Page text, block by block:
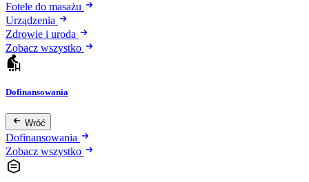
Fotele do masażu
Urządzenia
Zdrowie i uroda
Zobacz wszystko
Dofinansowania
Wróć
Dofinansowania
Zobacz wszystko